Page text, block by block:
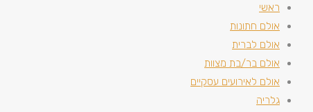
ראשי
אולם חתונות
אולם לברית
אולם בר/בת מצוות
אולם לאירועים עסקיים
גלריה